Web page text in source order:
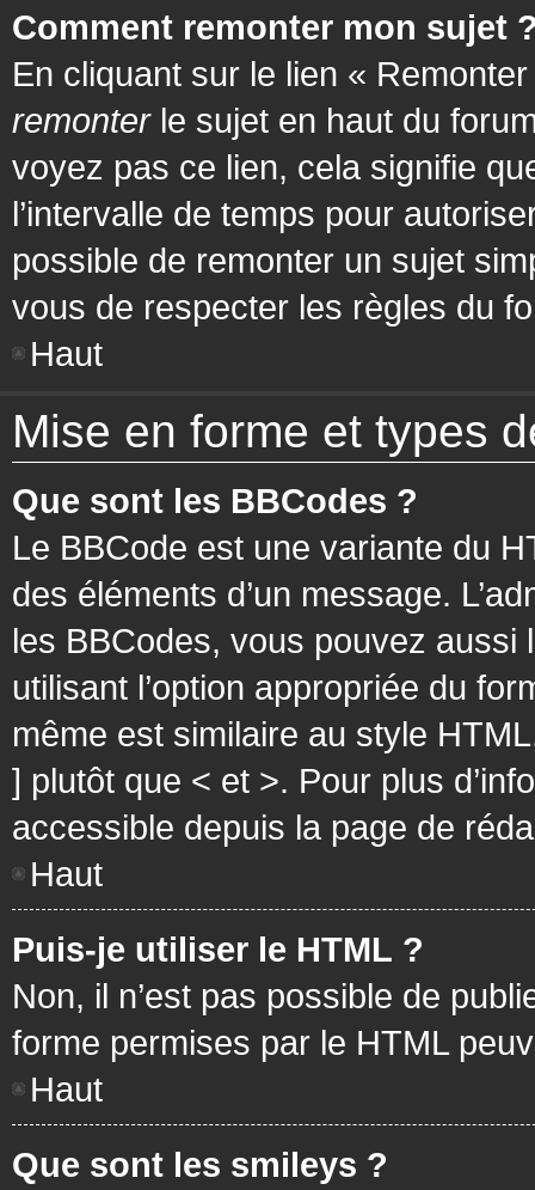
Comment remonter mon sujet
En cliquant sur le lien «
remonterle sujet en haut du
voyez pas ce lien, cela signifie
l’intervalle de temps pour
possible de remonter un sujet
vous de respecter les règles du
Haut
Mise en forme et types
Que sont les BBCodes ?
Le BBCode est une variante du
des éléments d’un message.
les BBCodes, vous pouvez
utilisant l’option appropriée du
même est similaire au style
] plutôt que < et >. Pour plus
accessible depuis la page de
Haut
Puis-je utiliser le HTML ?
Non, il n’est pas possible de
forme permises par le HTML
Haut
Que sont les smileys ?